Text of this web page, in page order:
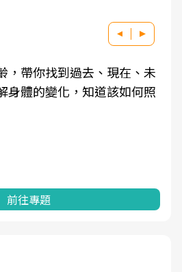
，帶你找到過去、現在、未
身體的變化，知道該如何照
前往專題